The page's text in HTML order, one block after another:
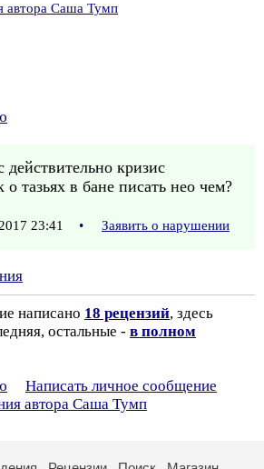
автора Саша Тумп
кризис
тазьях в бане писать нео чем?
23:41 • Заявить о нарушении
написано 18 рецензий, здесь
остальные - в полном
Написать личное сообщение
автора Саша Тумп